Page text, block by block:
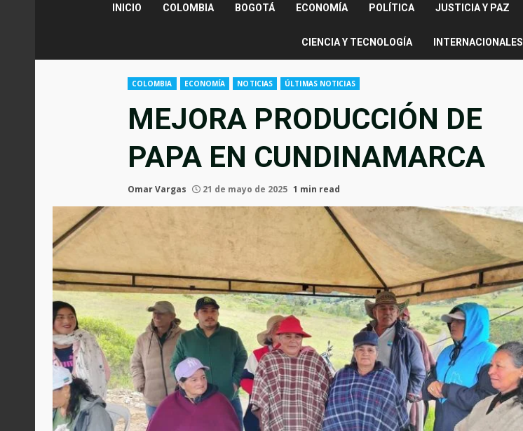
INICIO COLOMBIA BOGOTÁ ECONOMÍA POLÍTICA JUSTICIA Y PAZ
CIENCIA Y TECNOLOGÍA INTERNACIONALES
COLOMBIA ECONOMÍA NOTICIAS ÚLTIMAS NOTICIAS
MEJORA PRODUCCIÓN DE
PAPA EN CUNDINAMARCA
Omar Vargas 21 de mayo de 2025 1 min read